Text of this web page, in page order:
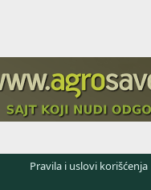
Pravila i uslovi korišćenja